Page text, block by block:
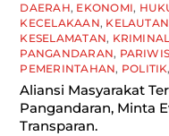
DAERAH, EKONOMI,
KECELAKAAN, KELAUTAN
KESELAMATAN,
PANGANDARAN,
PEMERINTAHAN, POLITIK,
Aliansi Masyarakat
Pangandaran, Minta
Transparan.